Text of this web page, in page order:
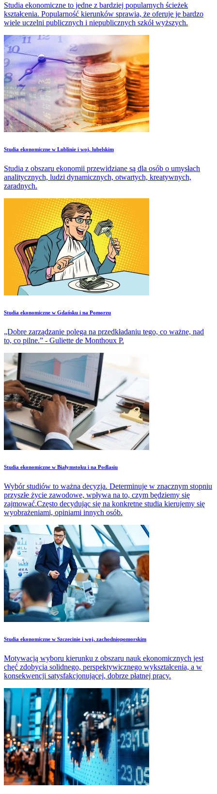
Studia ekonomiczne to jedne z bardziej popularnych ścieżek
kształcenia. Popularność kierunków sprawia, że oferuje je bardzo
wiele uczelni publicznych i niepublicznych szkół wyższych.
Studia ekonomiczne w Lublinie i woj. lubelskim
Studia z obszaru ekonomii przewidziane są dla osób o umysłach
analitycznych, ludzi dynamicznych, otwartych, kreatywnych,
zaradnych.
Studia ekonomiczne w Gdańsku i na Pomorzu
„Dobre zarządzanie polega na przedkładaniu tego, co ważne, nad
to, co pilne.” - Guliette de Monthoux P.
Studia ekonomiczne w Białymstoku i na Podlasiu
Wybór studiów to ważna decyzja. Determinuje w znacznym stopniu
przyszłe życie zawodowe, wpływa na to, czym będziemy się
zajmować.Często decydując się na konkretne studia kierujemy się
wyobrażeniami, opiniami innych osób.
Studia ekonomiczne w Szczecinie i woj. zachodniopomorskim
Motywacją wyboru kierunku z obszaru nauk ekonomicznych jest
chęć zdobycia solidnego, perspektywicznego wykształcenia, a w
konsekwencji satysfakcjonującej, dobrze płatnej pracy.